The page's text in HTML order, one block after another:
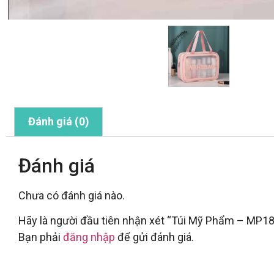
Đánh giá (0)
Đánh giá
Chưa có đánh giá nào.
Hãy là người đầu tiên nhận xét “Túi Mỹ Phẩm –
Bạn phải đăng nhập để gửi đánh giá.